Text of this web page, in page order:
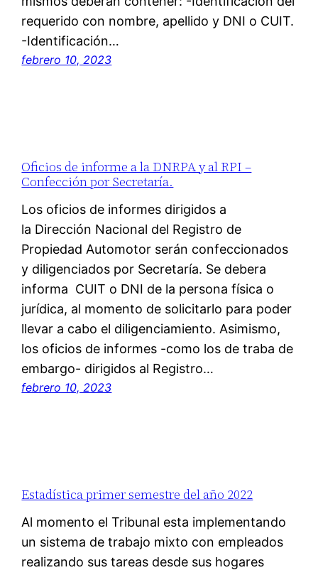
requerido con nombre, apellido y DNI o CUIT.
-Identificación…
febrero 10, 2023
Oficios de informe a la DNRPA y al RPI –
Confección por Secretaría.
Los oficios de informes dirigidos a
la Dirección Nacional del Registro de
Propiedad Automotor serán confeccionados
y diligenciados por Secretaría. Se debera
informa CUIT o DNI de la persona física o
jurídica, al momento de solicitarlo para poder
llevar a cabo el diligenciamiento. Asimismo,
los oficios de informes -como los de traba de
embargo- dirigidos al Registro…
febrero 10, 2023
Estadística primer semestre del año 2022
Al momento el Tribunal esta implementando
un sistema de trabajo mixto con empleados
realizando sus tareas desde sus hogares